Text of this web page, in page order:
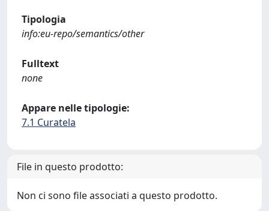
Tipologia
info:eu-repo/semantics/other
Fulltext
none
Appare nelle tipologie:
7.1 Curatela
File in questo prodotto:
Non ci sono file associati a questo prodotto.